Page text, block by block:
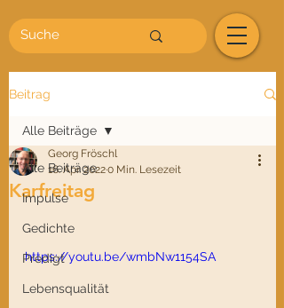
Beitrag
Alle Beiträge
Impulse
Gedichte
Predigt
Lebensqualität
Alle Beiträge
Karfreitag
Georg Fröschl
16. Apr. 20220 Min. Lesezeit
https://youtu.be/wmbNw1154SA